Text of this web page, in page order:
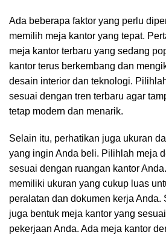
Ada beberapa faktor yang perlu
memilih meja kantor yang tepat.
meja kantor terbaru yang sedang
kantor terus berkembang dan
desain interior dan teknologi.
sesuai dengan tren terbaru agar
tetap modern dan menarik.
Selain itu, perhatikan juga ukuran
yang ingin Anda beli. Pilihlah meja
sesuai dengan ruangan kantor
memiliki ukuran yang cukup luas
peralatan dan dokumen kerja Anda.
juga bentuk meja kantor yang
pekerjaan Anda. Ada meja kantor